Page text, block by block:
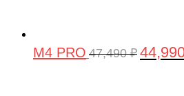
M4 PRO 47,490₽